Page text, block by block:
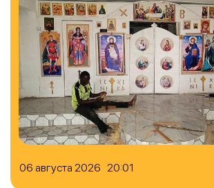
06 августа 2026 20:01